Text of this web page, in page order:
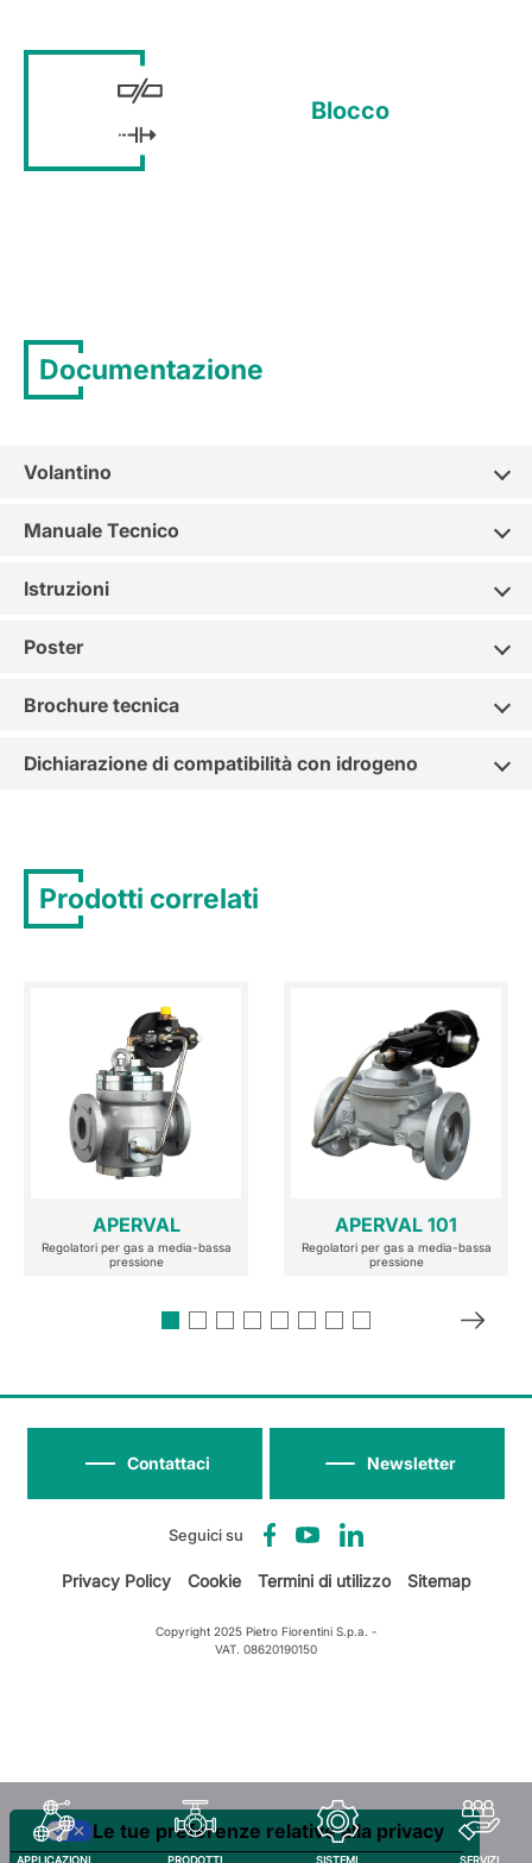
APPLICAZIONI PRODOTTI SISTEMI SERVIZI
Blocco
Documentazione
Volantino
Manuale Tecnico
Istruzioni
Poster
Brochure tecnica
Dichiarazione di compatibilità con idrogeno
Prodotti correlati
APERVAL
Regolatori per gas a media-bassa
pressione
APERVAL 101
Regolatori per gas a media-bassa
pressione
Seguici su
Newsletter
Contattaci
Privacy Policy Cookie Termini di utilizzo Sitemap
Copyright 2025 Pietro Fiorentini S.p.a. -
VAT. 08620190150
Le tue preferenze relative alla privacy